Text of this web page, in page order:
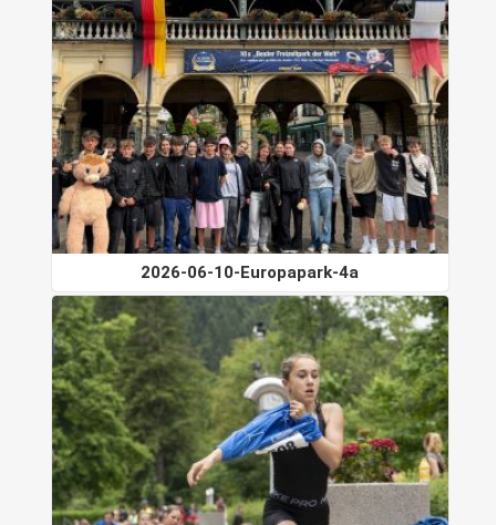
2026-06-10-Europapark-4a